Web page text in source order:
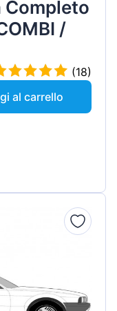
/
(18)
al carrello